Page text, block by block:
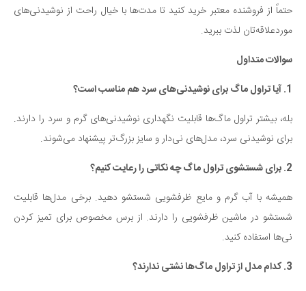
حتماً از فروشنده معتبر خرید کنید تا مدت‌ها با خیال راحت از نوشیدنی‌های
موردعلاقه‌تان لذت ببرید.
سوالات متداول
1. آیا تراول ماگ برای نوشیدنی‌های سرد هم مناسب است؟
بله، بیشتر تراول ماگ‌ها قابلیت نگهداری نوشیدنی‌های گرم و سرد را دارند.
برای نوشیدنی سرد، مدل‌های نی‌دار و سایز بزرگ‌تر پیشنهاد می‌شوند.
2. برای شستشوی تراول ماگ چه نکاتی را رعایت کنیم؟
همیشه با آب گرم و مایع ظرفشویی شستشو دهید. برخی مدل‌ها قابلیت
شستشو در ماشین ظرفشویی را دارند. از برس مخصوص برای تمیز کردن
نی‌ها استفاده کنید.
3. کدام مدل از تراول ماگ‌ها نشتی ندارند؟